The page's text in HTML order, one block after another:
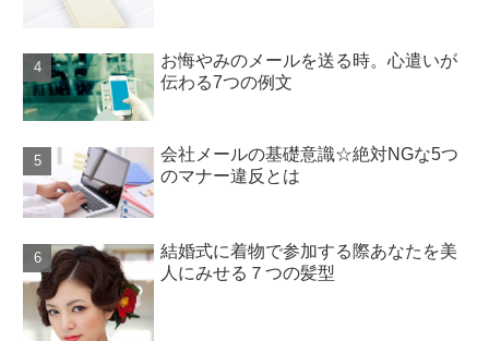
お悔やみのメールを送る時。心遣いが
伝わる7つの例文
会社メールの基礎意識☆絶対NGな5つ
のマナー違反とは
結婚式に着物で参加する際あなたを美
人にみせる７つの髪型